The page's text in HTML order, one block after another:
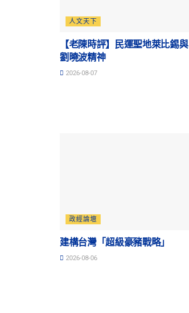
人文天下
【老陳時評】民運聖地萊比錫與
劉曉波精神
2026-08-07
政經論壇
建構台灣「超級豪豬戰略」
2026-08-06